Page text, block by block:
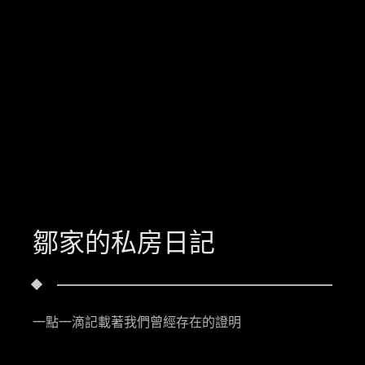
鄒家的私房日記
一點一滴記載著我們曾經存在的證明